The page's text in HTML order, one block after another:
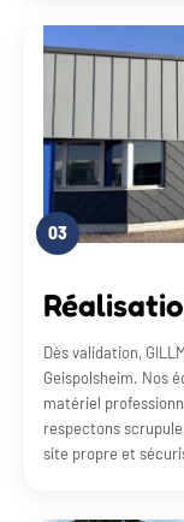
03
Dès validation,
Geispolsheim. Nos
matériel
respectons
site propre et